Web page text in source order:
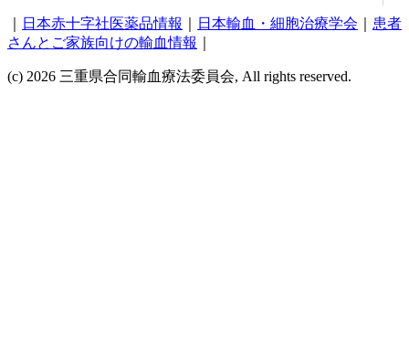
日本赤十字社医薬品情報 日本輸血・細胞治療学会
患者
さんとご家族向けの輸血情報
(c) 2026 三重県合同輸血療法委員会, All rights reserved.